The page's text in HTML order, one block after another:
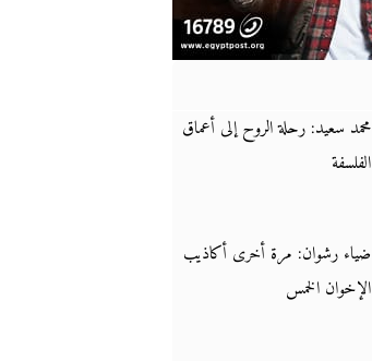
محمد سعيد: رحلة الروح إلى أعماق
الفلسفة
ضياء رشوان: مرة أخرى أكاذيب
الإخوان الخمس